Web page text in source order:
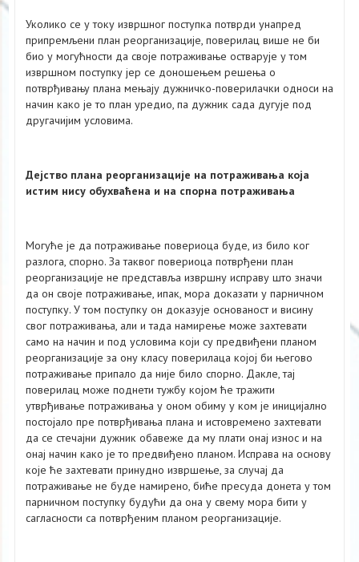
Уколико се у току извршног поступка потврди унапред
припремљени план реорганизације, поверилац више не би
био у могућности да своје потраживање остварује у том
извршном поступку јер се доношењем решења о
потврђивању плана мењају дужничко-поверилачки односи на
начин како је то план уредио, па дужник сада дугује под
другачијим условима.
Дејство плана реорганизације на потраживања која
истим нису обухваћена и на спорна потраживања
Могуће је да потраживање повериоца буде, из било ког
разлога, спорно. За таквог повериоца потврђени план
реорганизације не представља извршну исправу што значи
да он своје потраживање, ипак, мора доказати у парничном
поступку. У том поступку он доказује основаност и висину
свог потраживања, али и тада намирење може захтевати
само на начин и под условима који су предвиђени планом
реорганизације за ону класу поверилаца којој би његово
потраживање припало да није било спорно. Дакле, тај
поверилац може поднети тужбу којом ће тражити
утврђивање потраживања у оном обиму у ком је иницијално
постојало пре потврђивања плана и истовремено захтевати
да се стечајни дужник обавеже да му плати онај износ и на
онај начин како је то предвиђено планом. Исправа на основу
које ће захтевати принудно извршење, за случај да
потраживање не буде намирено, биће пресуда донета у том
парничном поступку будући да она у свему мора бити у
сагласности са потврђеним планом реорганизације.